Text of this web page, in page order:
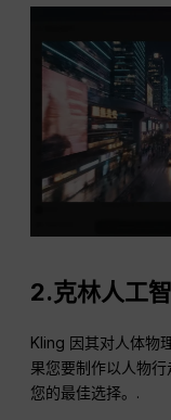
2.克林人工
Kling 因其对人体物
果您要制作以人物
您的最佳选择。.